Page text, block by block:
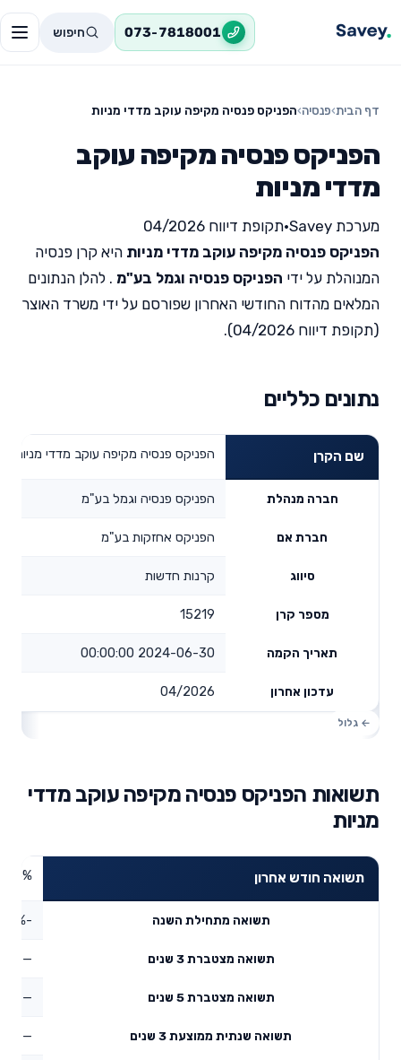
073-7818001 חיפוש
דף הבית›פנסיה›הפניקס פנסיה מקיפה עוקב מדדי מניות
הפניקס פנסיה מקיפה עוקב
מדדי מניות
מערכת Savey •תקופת דיווח 04/2026
הפניקס פנסיה מקיפה עוקב מדדי מניות היא קרן פנסיה
המנוהלת על ידי הפניקס פנסיה וגמל בע"מ . להלן הנתונים
המלאים מהדוח החודשי האחרון שפורסם על ידי משרד האוצר
(תקופת דיווח 04/2026).
נתונים כלליים
שם הקרן הפניקס פנסיה מקיפה עוקב מדדי מניות
חברה מנהלת הפניקס פנסיה וגמל בע"מ
חברת אם הפניקס אחזקות בע"מ
סיווג קרנות חדשות
מספר קרן 15219
תאריך הקמה 2024-06-30 00:00:00
עדכון אחרון 04/2026
תשואות הפניקס פנסיה מקיפה עוקב מדדי
מניות
תשואה חודש אחרון
תשואה מתחילת השנה -0.76%
תשואה מצטברת 3 שנים —
תשואה מצטברת 5 שנים —
תשואה שנתית ממוצעת 3 שנים —